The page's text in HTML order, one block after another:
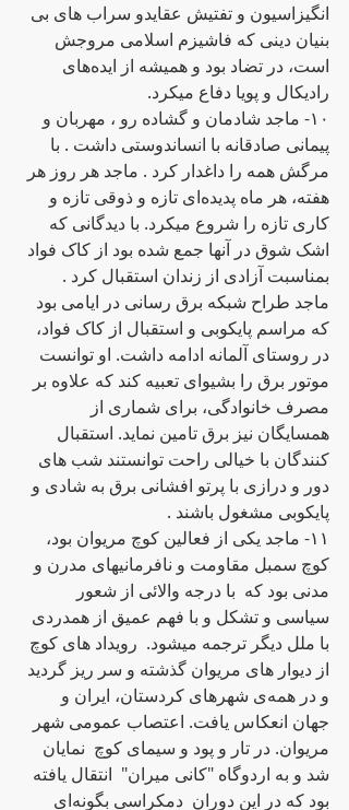
انگیزاسیون و تفتیش عقایدو سراب های بی
بنیان دینی که‌ فاشیزم اسلامی مروجش
است، در تضاد بود و همیشه‌ از ایده‌های
رادیکال و پویا دفاع میکرد.
١٠- ماجد شادمان و گشاده‌ رو ، مهربان و
پیمانی صادقانه‌ با انساندوستی داشت . با
مرگش همه ‌را داغدار کرد . ماجد هر روز هر
هفته‌، هر ماه‌ پدیده‌ای تازه‌ و ذوقی تازه‌ و
اشک شوق در آنها جمع شده‌ بود از کاک فواد
بمناسبت آزادی از زندان استقبال کرد .
ماجد طراح شبکه‌ برق رسانی در ایامی بود
که‌ مراسم پایکوبی و استقبال از کاک فواد،
در روستای آلمانه‌ ادامه‌ داشت. او توانست
موتور برق را بشیوای تعبیه‌ کند که‌ علاوه‌ بر
مصرف خانوادگی، برای‌ شماری از
همسایگان نیز برق تامین نماید. استقبال
کنندگان با خیالی راحت توانستند شب های
دور و درازی با پرتو افشانی برق به‌ شادی و
پایکوبی مشغول باشند .
١١- ماجد یکی از فعالین کوچ مریوان بود،
کوچ سمبل مقاومت و نافرمانیهای مدرن و
مدنی بود که‌  با درجه‌ والائی از شعور
سیاسی و تشکل و با فهم عمیق از همدردی
با ملل دیگر ترجمه‌ میشود.  رویداد های کوچ
از دیوار های مریوان گذشته‌ و سر ریز گردید
و در‌ همه‌ی شهرهای کردستان، ایران و
جهان انعکاس یافت. اعتصاب عمومی شهر
مریوان. در تار و پود و سیمای کوچ  نمایان
بود که‌ در این دوران  دمکراسی بگونه‌ای